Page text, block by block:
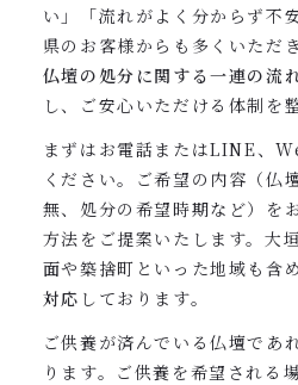
い」「流れがよく分からず不
県のお客様からも多くいただ
仏壇の処分に関する一連の流
し、ご安心いただける体制を
まずはお電話またはLINE、
ください。ご希望の内容（仏
無、処分の希望時期など）を
方法をご提案いたします。大
面や築捨町といった地域も含め
対応 しております。
ご供養が済んでいる仏壇であ
ります。ご供養を希望される